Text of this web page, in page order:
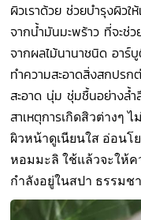
ผิวเราด้วย ช่วยบำรุงผิวใ
จากน้ำมันมะพร้าว ที่จะช่
จากผลไม้นานาชนิด อาร์
ทำความสะอาดสิ่งสกปรก
สะอาด นุ่ม ชุ่มชื้นอย่างล้ำ
สาเหตุการเกิดสิวต่างๆ
ผิวหน้าดูเนียนใส อ่อน
หอมมะลิ ใช้แล้วจะให้
กำลังอยู่ในสปา ธรรมช